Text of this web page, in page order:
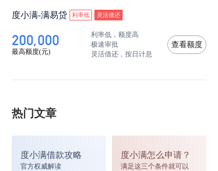
原件，作为投保证据。特别要注意查看保单上的承
保公司名称，核对承保公司是否为本地公司，如投
责任、责任免除（除外责任）、特别约定、投保人
五是根据国家有关规定，保险公司现承担车船税的
度小满-满易贷 利率低 灵活借还
200,000
最高额度(元)
利率低，额度高
极速审批
灵活借还，按日计息
查看额度
热门文章
度小满借款攻略
官方权威解读
度小满怎么申请？
满足这三个条件就可以